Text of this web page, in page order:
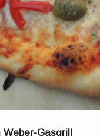
Weber-Gasgrill